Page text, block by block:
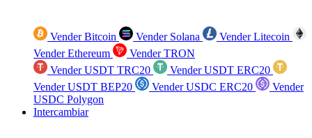
Vender Bitcoin Vender Solana
Vender Litecoin
Vender Ethereum
Vender TRON
Vender USDT TRC20
Vender USDT ERC20
Vender USDT BEP20
Vender USDC ERC20
Vender
USDC Polygon
Intercambiar